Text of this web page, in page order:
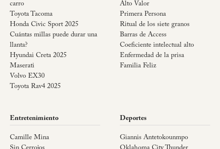
carro
Toyota Tacoma
Honda Civic Sport 2025
Cuántas millas puede durar una
llanta?
Hyundai Creta 2025
Maserati
Volvo EX30
Toyota Rav4 2025
Alto Valor
Primera Persona
Ritual de los siete granos
Barras de Access
Coeficiente intelectual alto
Enfermedad de la prisa
Familia Feliz
Entretenimiento
Camille Mina
Deportes
Giannis Antetokounmpo